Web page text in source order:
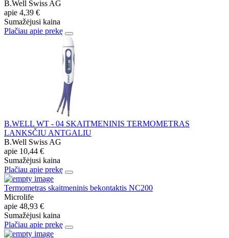
B.Well Swiss AG
apie 4,39 €
Sumažėjusi kaina
Plačiau apie prekę
B.WELL WT - 04 SKAITMENINIS TERMOMETRAS
LANKSČIU ANTGALIU
B.Well Swiss AG
apie 10,44 €
Sumažėjusi kaina
Plačiau apie prekę
Termometras skaitmeninis bekontaktis NC200
Microlife
apie 48,93 €
Sumažėjusi kaina
Plačiau apie prekę